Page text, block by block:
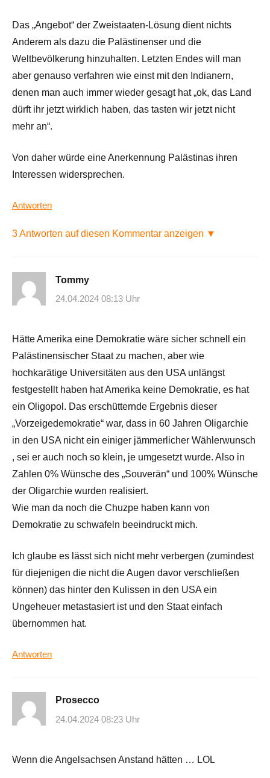
Das „Angebot“ der Zweistaaten-Lösung dient nichts
Anderem als dazu die Palästinenser und die
Weltbevölkerung hinzuhalten. Letzten Endes will man
aber genauso verfahren wie einst mit den Indianern,
denen man auch immer wieder gesagt hat „ok, das Land
dürft ihr jetzt wirklich haben, das tasten wir jetzt nicht
mehr an“.
Von daher würde eine Anerkennung Palästinas ihren
Interessen widersprechen.
Antworten
3 Antworten auf diesen Kommentar anzeigen ▼
Tommy
24.04.2024 08:13 Uhr
Hätte Amerika eine Demokratie wäre sicher schnell ein
Palästinensischer Staat zu machen, aber wie
hochkarätige Universitäten aus den USA unlängst
festgestellt haben hat Amerika keine Demokratie, es hat
ein Oligopol. Das erschütternde Ergebnis dieser
„Vorzeigedemokratie“ war, dass in 60 Jahren Oligarchie
in den USA nicht ein einiger jämmerlicher Wählerwunsch
, sei er auch noch so klein, je umgesetzt wurde. Also in
Zahlen 0% Wünsche des „Souverän“ und 100% Wünsche
der Oligarchie wurden realisiert.
Wie man da noch die Chuzpe haben kann von
Demokratie zu schwafeln beeindruckt mich.
Ich glaube es lässt sich nicht mehr verbergen (zumindest
für diejenigen die nicht die Augen davor verschließen
können) das hinter den Kulissen in den USA ein
Ungeheuer metastasiert ist und den Staat einfach
übernommen hat.
Antworten
Prosecco
24.04.2024 08:23 Uhr
Wenn die Angelsachsen Anstand hätten … LOL